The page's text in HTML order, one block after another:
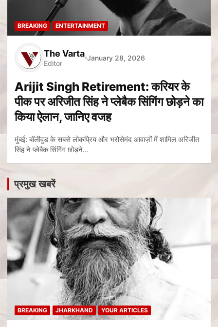
BREAKING ENTERTAINMENT
The Varta
Editor
January 28, 2026
Arijit Singh Retirement: करियर के
पीक पर अरिजीत सिंह ने प्लेबैक सिंगिंग छोड़ने का
किया ऐलान, जानिए वजह
मुंबई: बॉलीवुड के सबसे लोकप्रिय और भरोसेमंद आवाज़ों में शामिल अरिजीत
सिंह ने प्लेबैक सिंगिंग छोड़ने…
प्रमुख खबरें
BREAKING JHARKHAND YOUR ARTICLES